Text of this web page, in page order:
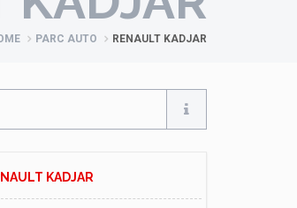
PARC AUTO RENAULT KADJAR
KADJAR